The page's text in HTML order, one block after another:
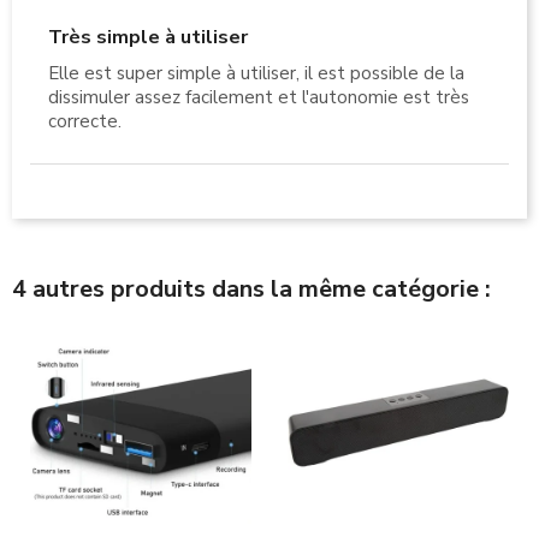
Très simple à utiliser
Elle est super simple à utiliser, il est possible de la
dissimuler assez facilement et l'autonomie est très
correcte.
4 autres produits dans la même catégorie :